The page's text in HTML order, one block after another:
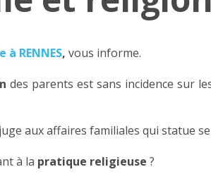
RENNES, vous informe.
des parents est sans incidence sur
aux affaires familiales qui statue
à la pratique religieuse ?